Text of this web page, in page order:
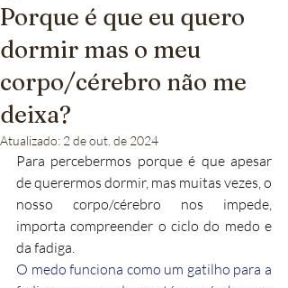
Porque é que eu quero
dormir mas o meu
corpo/cérebro não me
deixa?
Atualizado: 2 de out. de 2024
Para percebermos porque é que apesar
de querermos dormir, mas muitas vezes, o
nosso corpo/cérebro nos impede,
importa compreender o ciclo do medo e
da fadiga.
O medo funciona como um gatilho para a